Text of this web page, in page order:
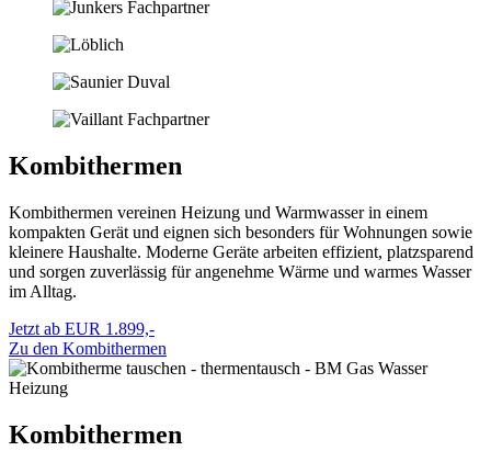
Kombithermen
Kombithermen vereinen Heizung und Warmwasser in einem
kompakten Gerät und eignen sich besonders für Wohnungen sowie
kleinere Haushalte. Moderne Geräte arbeiten effizient, platzsparend
und sorgen zuverlässig für angenehme Wärme und warmes Wasser
im Alltag.
Jetzt ab EUR 1.899,-
Zu den Kombithermen
Kombithermen